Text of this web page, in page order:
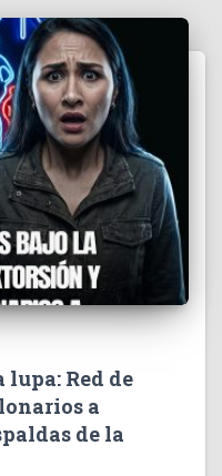
lupa: Red de
a
de la